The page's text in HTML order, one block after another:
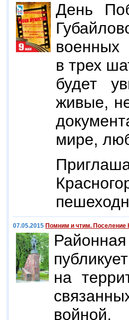
День
в трех
будет
живые,
мире,
07.05.2015 Помним и чтим. Поселение
Районная
на